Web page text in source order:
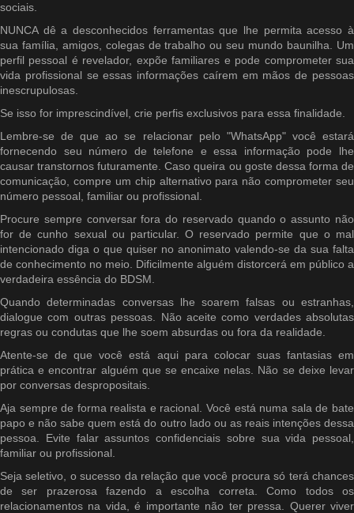
sociais.
NUNCA dê a desconhecidos ferramentas que lhe permita acesso à
sua família, amigos, colegas de trabalho ou seu mundo baunilha. Um
perfil pessoal é revelador, expõe familiares e pode comprometer sua
vida profissional se essas informações caírem em mãos de pessoas
inescrupulosas.
Se isso for imprescindível, crie perfis exclusivos para essa finalidade.
Lembre-se de que ao se relacionar pelo "WhatsApp" você estará
fornecendo seu número de telefone e essa informação pode lhe
causar transtornos futuramente. Caso queira ou goste dessa forma de
comunicação, compre um chip alternativo para não comprometer seu
número pessoal, familiar ou profissional.
Procure sempre conversar fora do reservado quando o assunto não
for de cunho sexual ou particular. O reservado permite que o mal
intencionado diga o que quiser no anonimato valendo-se da sua falta
de conhecimento no meio. Dificilmente alguém distorcerá em público a
verdadeira essência do BDSM.
Quando determinadas conversas lhe soarem falsas ou estranhas,
dialogue com outras pessoas. Não aceite como verdades absolutas
regras ou condutas que lhe soem absurdas ou fora da realidade.
Atente-se de que você está aqui para colocar suas fantasias em
prática e encontrar alguém que se encaixe nelas. Não se deixe levar
por conversas despropositais.
Aja sempre de forma realista e racional. Você está numa sala de bate
papo e não sabe quem está do outro lado ou as reais intenções dessa
pessoa. Evite falar assuntos confidenciais sobre sua vida pessoal,
familiar ou profissional.
Seja seletivo, o sucesso da relação que você procura só terá chances
de ser prazerosa fazendo a escolha correta. Como todos os
relacionamentos na vida, é importante não ter pressa. Querer viver